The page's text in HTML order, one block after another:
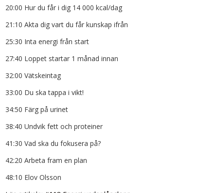
20:00 Hur du får i dig 14 000 kcal/dag
21:10 Akta dig vart du får kunskap ifrån
25:30 Inta energi från start
27:40 Loppet startar 1 månad innan
32:00 Vätskeintag
33:00 Du ska tappa i vikt!
34:50 Färg på urinet
38:40 Undvik fett och proteiner
41:30 Vad ska du fokusera på?
42:20 Arbeta fram en plan
48:10 Elov Olsson